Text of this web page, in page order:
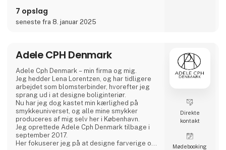
7 opslag
seneste fra 8. januar 2025
Adele CPH Denmark
Adele Cph Denmark – min firma og mig.
Jeg hedder Lena Lorentzen, og har tidligere
arbejdet som blomsterbinder, hvorefter jeg
sprang ud i at designe boliginteriør.
Nu har jeg dog kastet min kærlighed på
smykkeuniverset, og alle mine smykker
produceres af mig selv her i København.
Jeg oprettede Adele Cph Denmark tilbage i
september 2017.
Her fokuserer jeg på at designe farverige og
Direkte
kontakt
Møde­booking